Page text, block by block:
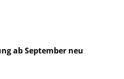
ab September neu